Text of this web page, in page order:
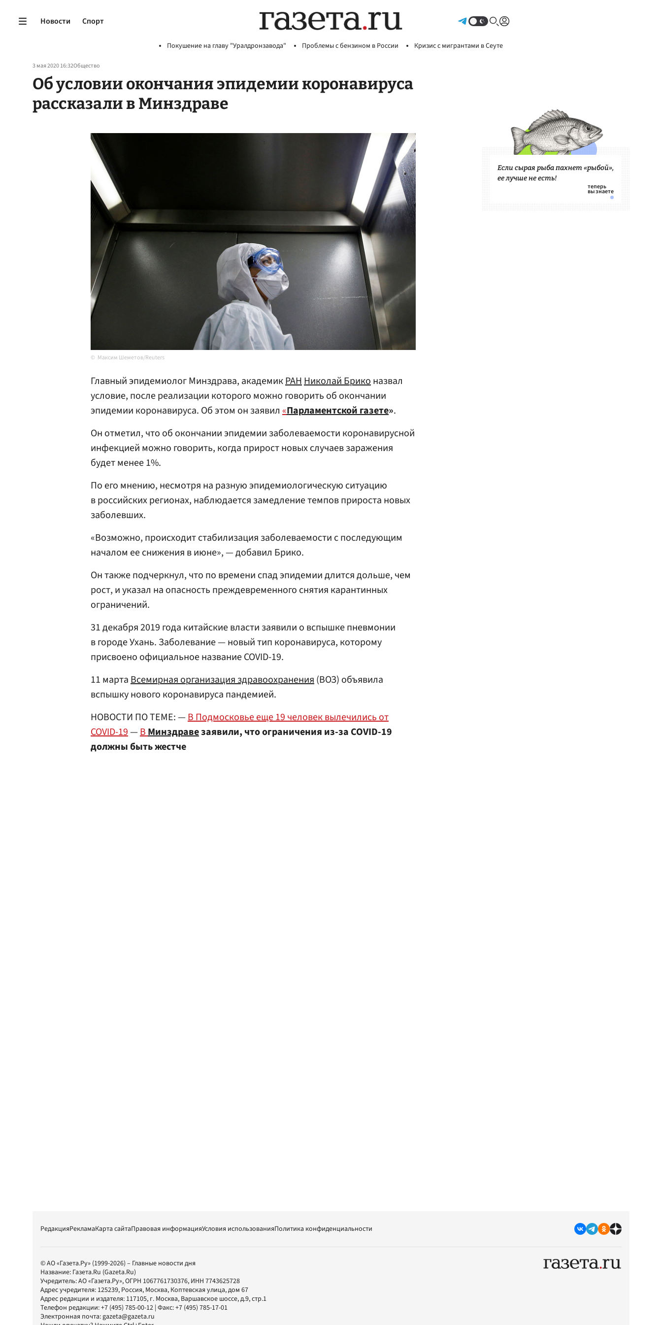
Новости Спорт
Покушение на главу "Уралдронзавода" Проблемы с бензином в России Кризис с мигрантами в Сеуте
3 мая 2020 16:32Общество
Об условии окончания эпидемии коронавируса
рассказали в Минздраве
Максим Шеметов/Reuters
Главный эпидемиолог Минздрава, академикРАННиколай Бриконазвал
условие, после реализации которого можно говорить об окончании
эпидемии коронавируса. Об этом он заявил «Парламентской газете».
Он отметил, что об окончании эпидемии заболеваемости коронавирусной
инфекцией можно говорить, когда прирост новых случаев заражения
будет менее 1%.
По его мнению, несмотря на разную эпидемиологическую ситуацию
в российских регионах, наблюдается замедление темпов прироста новых
заболевших.
«Возможно, происходит стабилизация заболеваемости с последующим
началом ее снижения в июне», — добавил Брико.
Он также подчеркнул, что по времени спад эпидемии длится дольше, чем
рост, и указал на опасность преждевременного снятия карантинных
ограничений.
31 декабря 2019 года китайские власти заявили о вспышке пневмонии
в городе Ухань. Заболевание — новый тип коронавируса, которому
присвоено официальное название COVID-19.
11 мартаВсемирная организация здравоохранения(ВОЗ) объявила
вспышку нового коронавируса пандемией.
НОВОСТИ ПО ТЕМЕ: —В Подмосковье еще 19 человек вылечились от
COVID-19—ВМинздравезаявили, что ограничения из-за COVID-19
должны быть жестче
Если сырая рыба пахнет «рыбой»,
ее лучше не есть!
РедакцияРекламаКарта сайтаПравовая информацияУсловия использованияПолитика конфиденциальности
© АО «Газета.Ру» (1999-2026) – Главные новости дня
Название: Газета.Ru (Gazeta.Ru)
Учредитель:АО «Газета.Ру», ОГРН 1067761730376, ИНН 7743625728
Адрес учредителя: 125239, Россия, Москва, Коптевская улица, дом 67
Адрес редакции и издателя: 117105, г. Москва, Варшавское шоссе, д.9, стр.1
Телефон редакции:+7 (495) 785-00-12 | Факс:+7 (495) 785-17-01
Электронная почта:gazeta@gazeta.ru